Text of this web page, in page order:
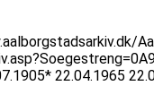
22.04.1965